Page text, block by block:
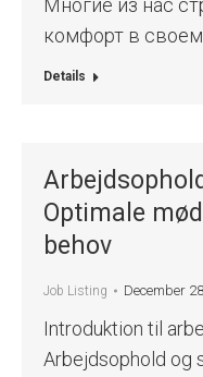
Многие из нас
комфорт в
Details
Optimale
behov
Job Listing December
Introduktion til
Arbejdsophold og